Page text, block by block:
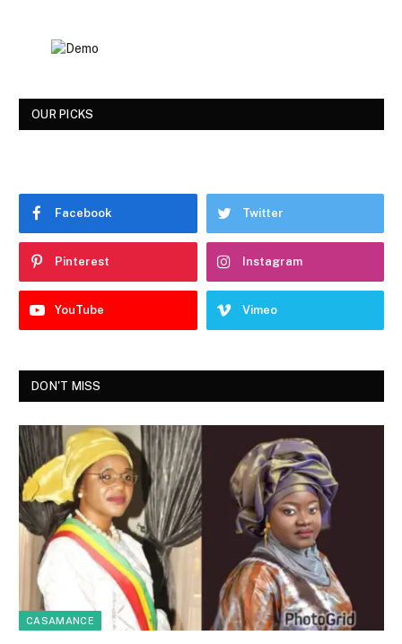
OUR PICKS
Facebook Twitter
Pinterest Instagram
YouTube Vimeo
DON'T MISS
CASAMANCE